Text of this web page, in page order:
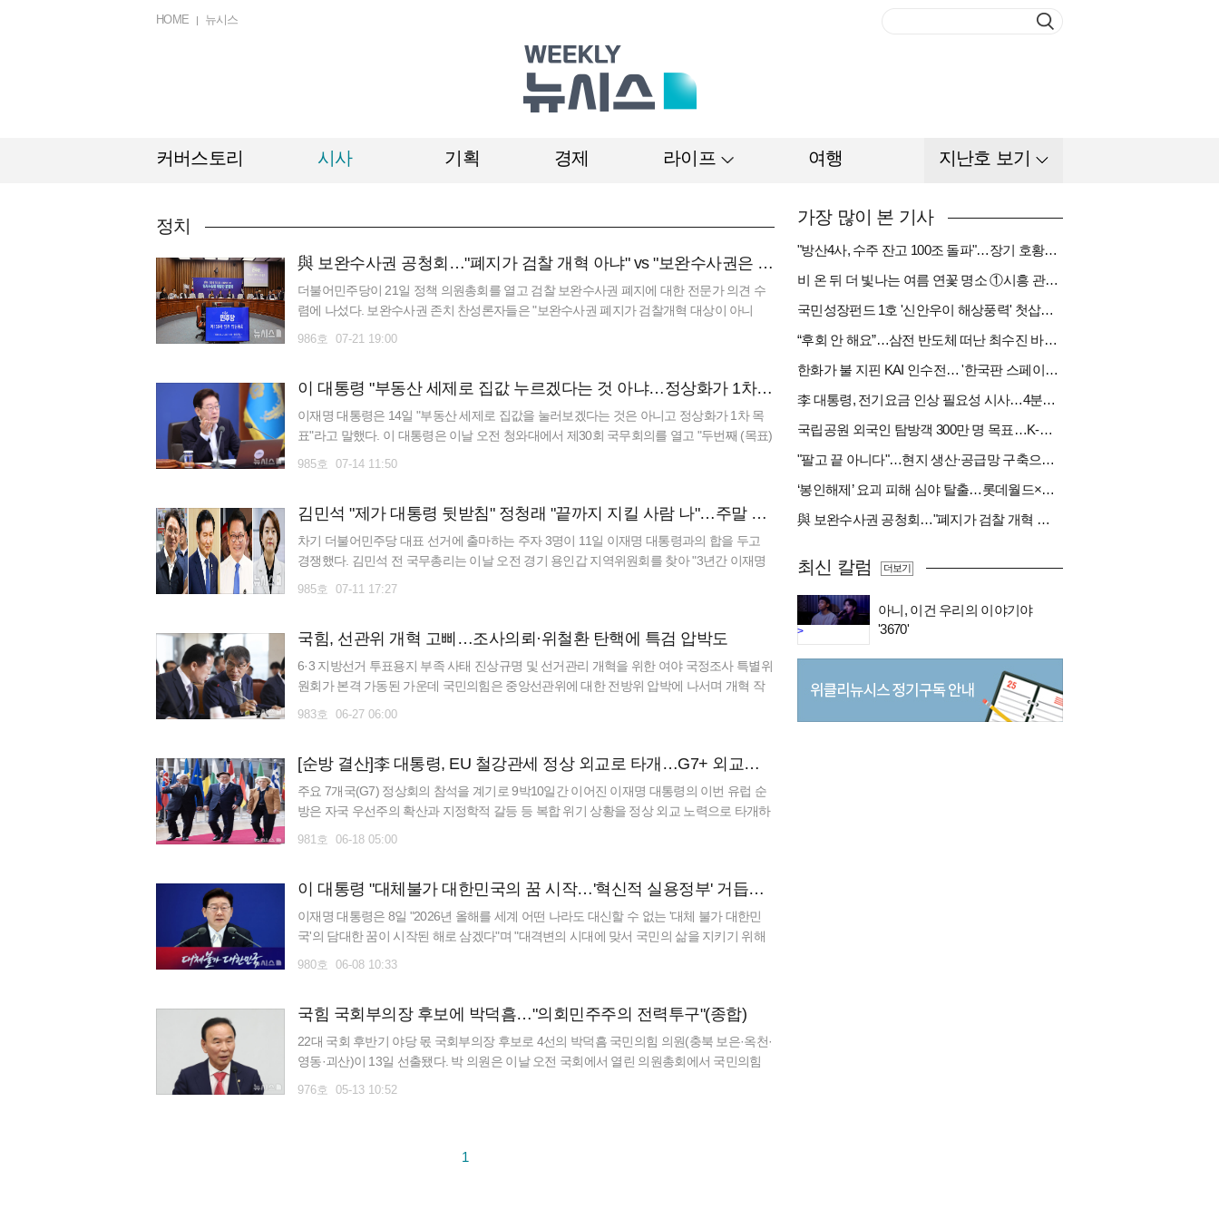
HOME 뉴시스
커버스토리 시사 기획 경제 라이프 여행 지난호 보기
정치
與 보완수사권 공청회…"폐지가 검찰 개혁 아냐" vs "보완수사권은 전면 재수사권"(종합)
더불어민주당이 21일 정책 의원총회를 열고 검찰 보완수사권 폐지에 대한 전문가 의견 수
렴에 나섰다. 보완수사권 존치 찬성론자들은 "보완수사권 폐지가 검찰개혁 대상이 아니
986호 07-21 19:00
이 대통령 "부동산 세제로 집값 누르겠다는 것 아냐…정상화가 1차 목표"
이재명 대통령은 14일 "부동산 세제로 집값을 눌러보겠다는 것은 아니고 정상화가 1차 목
표"라고 말했다. 이 대통령은 이날 오전 청와대에서 제30회 국무회의를 열고 "두번째 (목표)
985호 07-14 11:50
김민석 "제가 대통령 뒷받침" 정청래 "끝까지 지킬 사람 나"…주말 당권 경쟁(종합)
차기 더불어민주당 대표 선거에 출마하는 주자 3명이 11일 이재명 대통령과의 합을 두고
경쟁했다. 김민석 전 국무총리는 이날 오전 경기 용인갑 지역위원회를 찾아 "3년간 이재명
985호 07-11 17:27
국힘, 선관위 개혁 고삐…조사의뢰·위철환 탄핵에 특검 압박도
6·3 지방선거 투표용지 부족 사태 진상규명 및 선거관리 개혁을 위한 여야 국정조사 특별위
원회가 본격 가동된 가운데 국민의힘은 중앙선관위에 대한 전방위 압박에 나서며 개혁 작
983호 06-27 06:00
[순방 결산]李 대통령, EU 철강관세 정상 외교로 타개…G7+ 외교강국 위상 강화
주요 7개국(G7) 정상회의 참석을 계기로 9박10일간 이어진 이재명 대통령의 이번 유럽 순
방은 자국 우선주의 확산과 지정학적 갈등 등 복합 위기 상황을 정상 외교 노력으로 타개하
981호 06-18 05:00
이 대통령 "대체불가 대한민국의 꿈 시작…'혁신적 실용정부' 거듭날 것"
이재명 대통령은 8일 "2026년 올해를 세계 어떤 나라도 대신할 수 없는 '대체 불가 대한민
국'의 담대한 꿈이 시작된 해로 삼겠다"며 "대격변의 시대에 맞서 국민의 삶을 지키기 위해
980호 06-08 10:33
국힘 국회부의장 후보에 박덕흠…"의회민주주의 전력투구"(종합)
22대 국회 후반기 야당 몫 국회부의장 후보로 4선의 박덕흠 국민의힘 의원(충북 보은·옥천·
영동·괴산)이 13일 선출됐다. 박 의원은 이날 오전 국회에서 열린 의원총회에서 국민의힘
976호 05-13 10:52
1
가장 많이 본 기사
"방산4사, 수주 잔고 100조 돌파"…장기 호황기 들어섰다[다시 나는 K방산①]
비 온 뒤 더 빛나는 여름 연꽃 명소 ①시흥 관곡지
국민성장펀드 1호 '신안우이 해상풍력' 첫삽…바람소득 시동[하반기 에너지②]
“후회 안 해요”…삼전 반도체 떠난 최수진 바텐더의 ‘피어오름’[피플]
한화가 불 지핀 KAI 인수전… '한국판 스페이스X' 탄생 촉각[다시 나는 K방산③]
李 대통령, 전기요금 인상 필요성 시사…4분기엔 오를까
국립공원 외국인 탐방객 300만 명 목표…K-트레킹 키운다
"팔고 끝 아니다"…현지 생산·공급망 구축으로 글로벌 진입장벽 돌파[다시 나는 K방산②]
‘봉인해제’ 요괴 피해 심야 탈출…롯데월드×당근
與 보완수사권 공청회…"폐지가 검찰 개혁 아냐" vs "보완수사권은 전면 재수사권"(종합)
최신 칼럼
>
아니, 이건 우리의 이야기야
'3670'
더보기